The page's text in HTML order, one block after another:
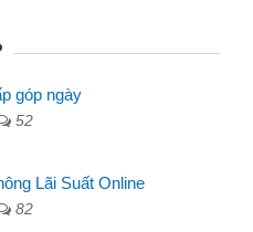
góp ngày
52
Lãi Suất Online
82